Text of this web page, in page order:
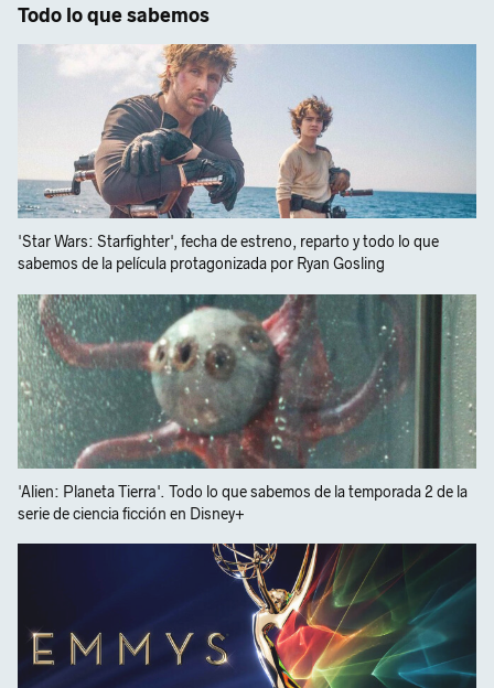
Todo lo que sabemos
'Star Wars: Starfighter', fecha de estreno, reparto y todo lo que
sabemos de la película protagonizada por Ryan Gosling
'Alien: Planeta Tierra'. Todo lo que sabemos de la temporada 2 de la
serie de ciencia ficción en Disney+